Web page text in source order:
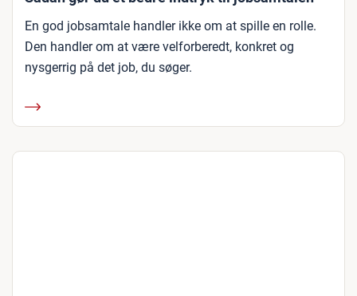
En god jobsamtale handler ikke om at spille en rolle.
Den handler om at være velforberedt, konkret og
nysgerrig på det job, du søger.